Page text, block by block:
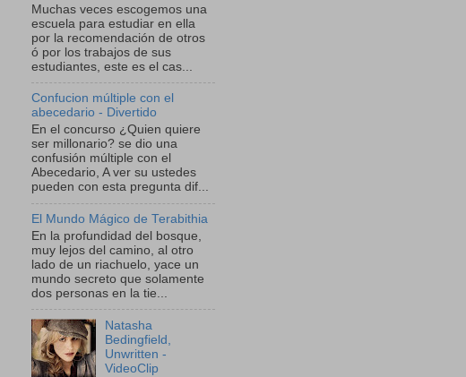
Muchas veces escogemos una
escuela para estudiar en ella
por la recomendación de otros
ó por los trabajos de sus
estudiantes, este es el cas...
Confucion múltiple con el
abecedario - Divertido
En el concurso ¿Quien quiere
ser millonario? se dio una
confusión múltiple con el
Abecedario, A ver su ustedes
pueden con esta pregunta dif...
El Mundo Mágico de Terabithia
En la profundidad del bosque,
muy lejos del camino, al otro
lado de un riachuelo, yace un
mundo secreto que solamente
dos personas en la tie...
Natasha
Bedingfield,
Unwritten -
VideoClip